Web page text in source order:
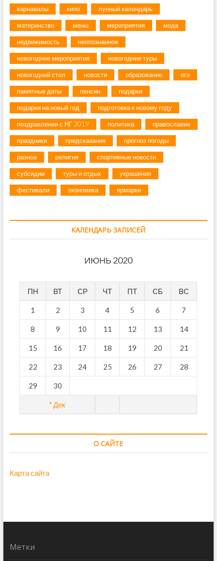
карнавалы кино лунный календарь
материнство меню мероприятия мода
недвижимость неопознанное
новогодние мероприятия новогодние туры
новогодний стол новости образование огэ
памятные даты пенсии подарки
подарки на новый год подготовка к новому году
поздравления с НГ 2019 политика православие
праздники предсказания прогноз погоды
разное религия спортивные новости
субсидии туры и отдых украшения
фестивали экономика ярмарки
КАЛЕНДАРЬ ЗАПИСЕЙ
ИЮНЬ 2020
ПН ВТ СР ЧТ ПТ СБ ВС
" Дек
1 2 3 4 5 6 7
8 9 10 11 12 13 14
15 16 17 18 19 20 21
22 23 24 25 26 27 28
29 30
О САЙТЕ
Карта сайта
Метки